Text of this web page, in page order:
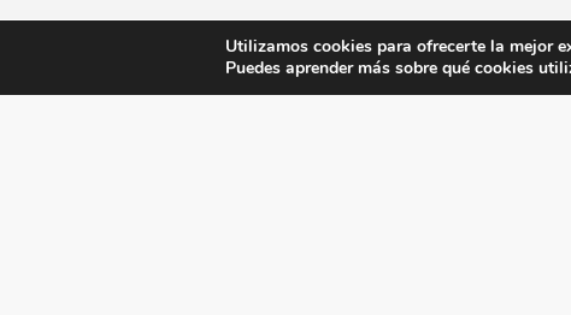
Utilizamos cookies para ofrecerte la mejor
Puedes aprender más sobre qué cookies